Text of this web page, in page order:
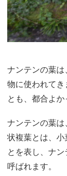
ナンテンの葉は
物に使われて
とも、都合よ
ナンテンの葉は
状複葉とは、
とを表し、ナ
呼ばれます。